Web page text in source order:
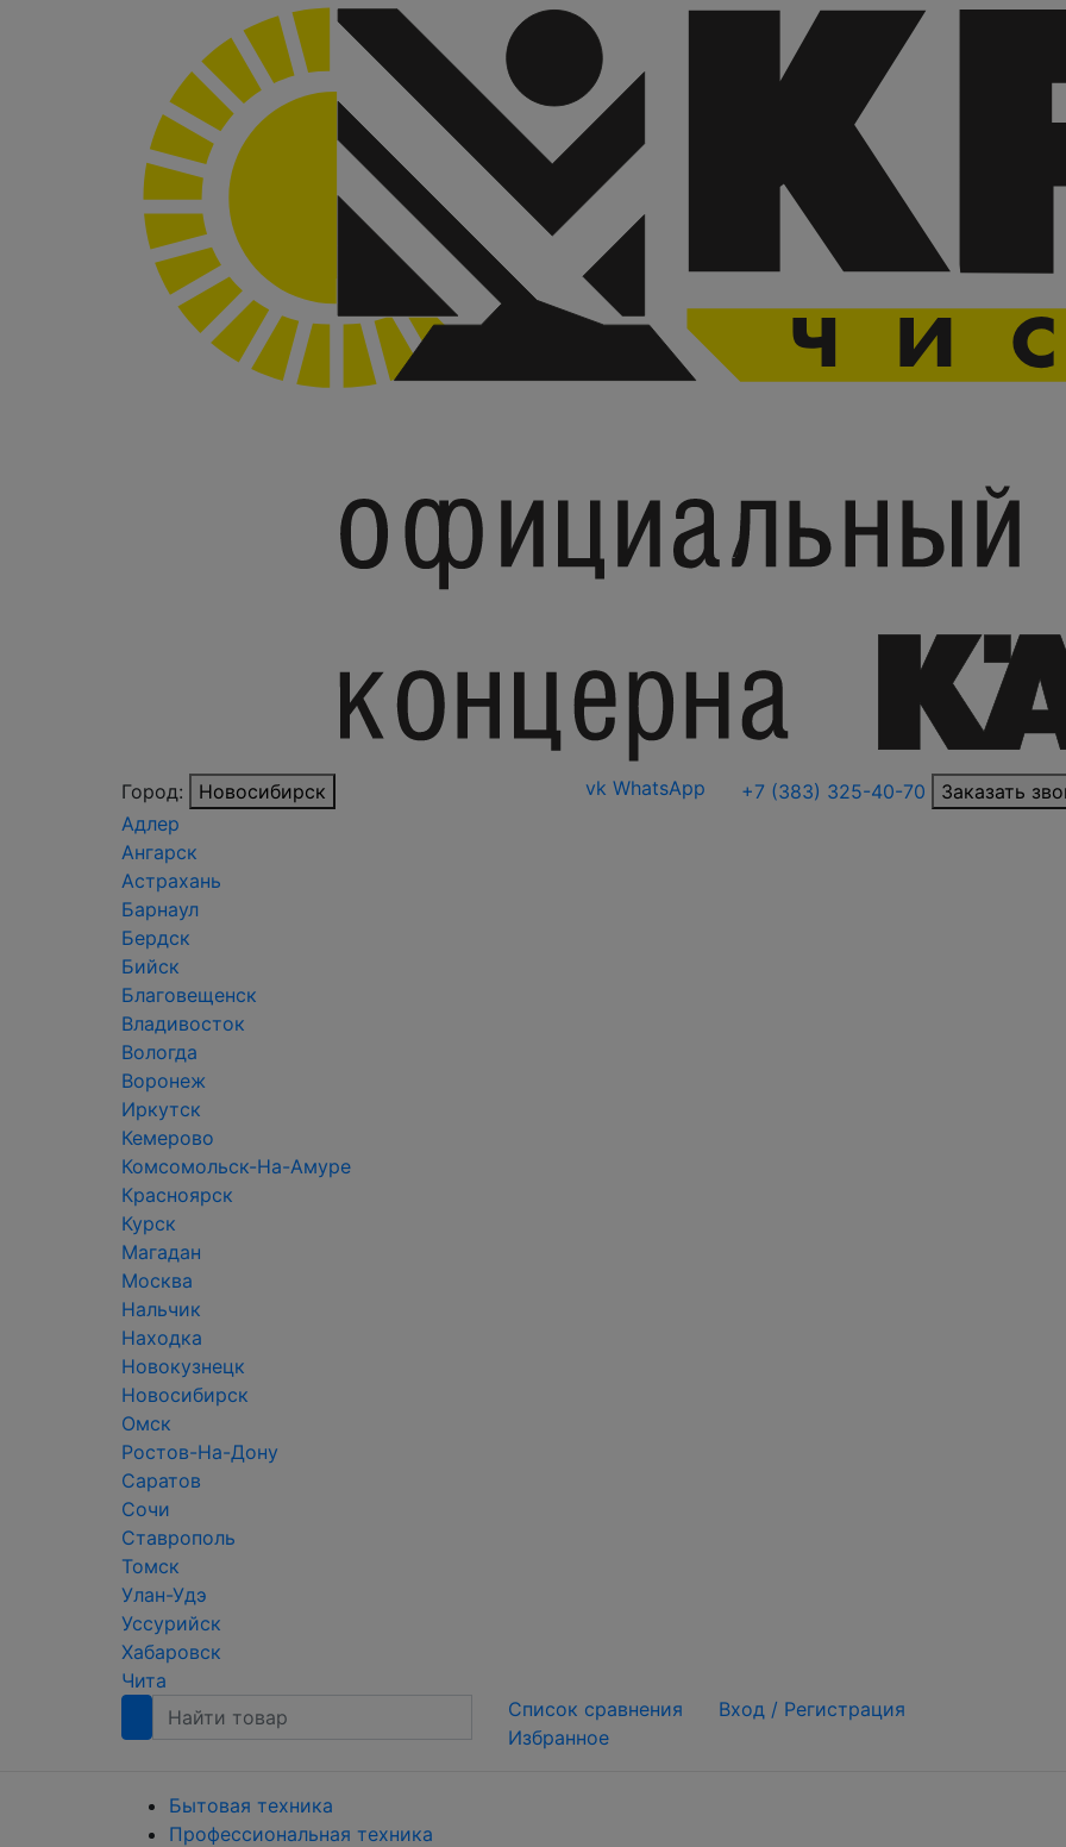
Город:
Новосибирск
Адлер
Ангарск
Астрахань
Барнаул
Бердск
Бийск
Благовещенск
Владивосток
Вологда
Воронеж
Иркутск
Кемерово
Комсомольск-На-Амуре
Красноярск
Курск
Магадан
Москва
Нальчик
Находка
Новокузнецк
Новосибирск
Омск
Ростов-На-Дону
Саратов
Сочи
Ставрополь
Томск
Улан-Удэ
Уссурийск
Хабаровск
Чита
vk WhatsApp +7 (383) 325-40-70 Заказать
Список сравнения
Избранное
Вход / Регистрация
Бытовая техника
Профессиональная техника